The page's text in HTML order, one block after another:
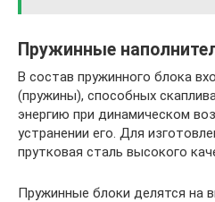
Пружинные
В состав пружинного блока
(пружины), способных
энергию при динамическом
устранении его. Для
прутковая сталь высокого
Пружинные блоки делятся на